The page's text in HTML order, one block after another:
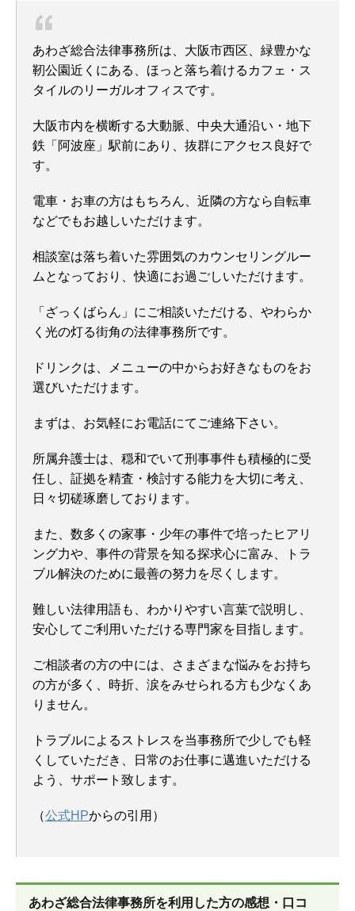
あわざ総合法律事務所は、大阪市西区、緑豊かな
靭公園近くにある、ほっと落ち着けるカフェ・ス
タイルのリーガルオフィスです。
大阪市内を横断する大動脈、中央大通沿い・地下
鉄「阿波座」駅前にあり、抜群にアクセス良好で
す。
電車・お車の方はもちろん、近隣の方なら自転車
などでもお越しいただけます。
相談室は落ち着いた雰囲気のカウンセリングルー
ムとなっており、快適にお過ごしいただけます。
「ざっくばらん」にご相談いただける、やわらか
く光の灯る街角の法律事務所です。
ドリンクは、メニューの中からお好きなものをお
選びいただけます。
まずは、お気軽にお電話にてご連絡下さい。
所属弁護士は、穏和でいて刑事事件も積極的に受
任し、証拠を精査・検討する能力を大切に考え、
日々切磋琢磨しております。
また、数多くの家事・少年の事件で培ったヒアリ
ング力や、事件の背景を知る探求心に富み、トラ
ブル解決のために最善の努力を尽くします。
難しい法律用語も、わかりやすい言葉で説明し、
安心してご利用いただける専門家を目指します。
ご相談者の方の中には、さまざまな悩みをお持ち
の方が多く、時折、涙をみせられる方も少なくあ
りません。
トラブルによるストレスを当事務所で少しでも軽
くしていただき、日常のお仕事に邁進いただける
よう、サポート致します。
（公式HPからの引用）
あわざ総合法律事務所を利用した方の感想・口コ